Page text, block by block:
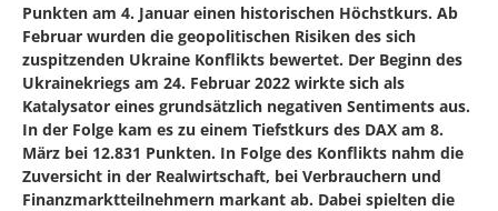
Punkten am 4. Januar einen historischen Höchstkurs. Ab
Februar wurden die geopolitischen Risiken des sich
zuspitzenden Ukraine Konflikts bewertet. Der Beginn des
Ukrainekriegs am 24. Februar 2022 wirkte sich als
Katalysator eines grundsätzlich negativen Sentiments aus.
In der Folge kam es zu einem Tiefstkurs des DAX am 8.
März bei 12.831 Punkten. In Folge des Konflikts nahm die
Zuversicht in der Realwirtschaft, bei Verbrauchern und
Finanzmarktteilnehmern markant ab. Dabei spielten die